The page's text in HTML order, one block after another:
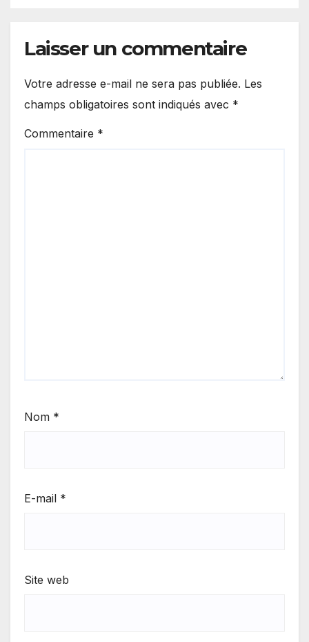
Laisser un commentaire
Votre adresse e-mail ne sera pas publiée. Les
champs obligatoires sont indiqués avec *
Commentaire *
Nom *
E-mail *
Site web